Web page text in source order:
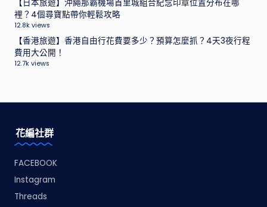
【日本旅遊】沖繩那霸機場首里城組合紀念印章位置分布在哪
裡？4個尋寶點帶你輕鬆攻略
12.8k views
【香港旅遊】香港自由行花費要多少？預算怎麼抓？4天3夜行程
費用大公開！
12.7k views
花編社群
FACEBOOK
Instagram
Threads